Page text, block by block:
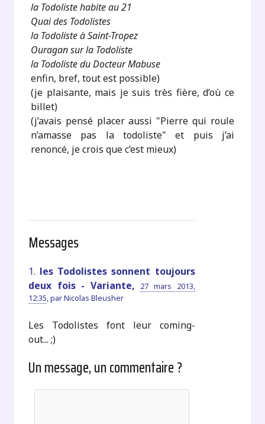
la Todoliste habite au 21
Quai des Todolistes
la Todoliste à Saint-Tropez
Ouragan sur la Todoliste
la Todoliste du Docteur Mabuse
enfin, bref, tout est possible)
(je plaisante, mais je suis très fière, d’où ce
billet)
(j’avais pensé placer aussi "Pierre qui roule
n’amasse pas la todoliste" et puis j’ai
renoncé, je crois que c’est mieux)
Messages
1. les Todolistes sonnent toujours
deux fois - Variante,
27 mars 2013,
12:35,parNicolas Bleusher
Les Todolistes font leur coming-
out... ;)
Un message, un commentaire ?